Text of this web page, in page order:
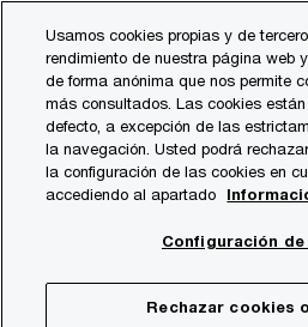
content
footer
Publicaciones
economía de cero emisiones
El estado de la
cambio climático en
Usamos cookies propias y de
rendimiento de nuestra página web
de forma anónima que nos permite
más consultados. Las cookies
defecto, a excepción de las
la navegación. Usted podrá
la configuración de las cookies en
accediendo al apartado
Configuración
Rechazar cookies